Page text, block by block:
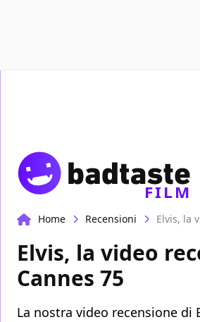
FILM
Home Recensioni
Elvis, la video
Cannes 75
La nostra video recensione di